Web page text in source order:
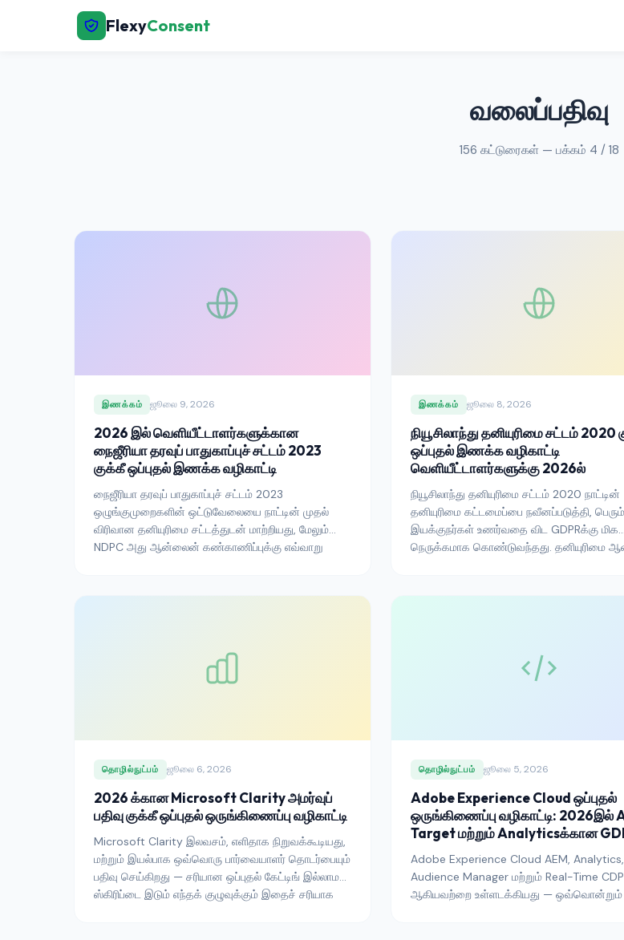
FlexyConsent
← முகப்புக்குத் திரும்பு
வலைப்பதிவு
156 கட்டுரைகள் — பக்கம் 4 / 18
இணக்கம் ஜூலை 9, 2026
2026 இல் வெளியீட்டாளர்களுக்கான
நைஜீரியா தரவுப் பாதுகாப்புச் சட்டம் 2023
குக்கீ ஒப்புதல் இணக்க வழிகாட்டி
நைஜீரியா தரவுப் பாதுகாப்புச் சட்டம் 2023
ஒழுங்குமுறைகளின் ஒட்டுவேலையை நாட்டின் முதல்
விரிவான தனியுரிமை சட்டத்துடன் மாற்றியது, மேலும்
NDPC அது ஆன்லைன் கண்காணிப்புக்கு எவ்வாறு
செய்யும் வெளியீட்டாளர்கள் மற்றும் SaaS இயக்குநர்கள்
இணக்கம் ஜூலை 8, 2026
நியூசிலாந்து தனியுரிமை சட்டம் 2020
ஒப்புதல் இணக்க வழிகாட்டி
வெளியீட்டாளர்களுக்கு 2026ல்
நியூசிலாந்து தனியுரிமை சட்டம் 2020 நாட்டின்
தனியுரிமை கட்டமைப்பை நவீனப்படுத்தி,
இயக்குநர்கள் உணர்வதை விட GDPRக்கு மிக
நெருக்கமாக கொண்டுவந்தது. தனியுரிமை
வழிகாட்டுதல் என்ன மாற்றியது, மற்றும் ஒரு
தொழில்நுட்பம் ஜூலை 6, 2026
2026 க்கான Microsoft Clarity அமர்வுப்
பதிவு குக்கீ ஒப்புதல் ஒருங்கிணைப்பு வழிகாட்டி
Microsoft Clarity இலவசம், எளிதாக நிறுவக்கூடியது,
மற்றும் இயல்பாக ஒவ்வொரு பார்வையாளர் தொடர்பையும்
பதிவு செய்கிறது — சரியான ஒப்புதல் கேட்டிங் இல்லாமல்
ஸ்கிரிப்டை இடும் எந்தக் குழுவுக்கும் இதைச் சரியாக
தொழில்நுட்பம் ஜூலை 5, 2026
Adobe Experience Cloud ஒப்புதல்
ஒருங்கிணைப்பு வழிகாட்டி: 2026இல்
Target மற்றும் Analyticsக்கான
Adobe Experience Cloud AEM,
Audience Manager மற்றும் Real-Time CDP
ஆகியவற்றை உள்ளடக்கியது —